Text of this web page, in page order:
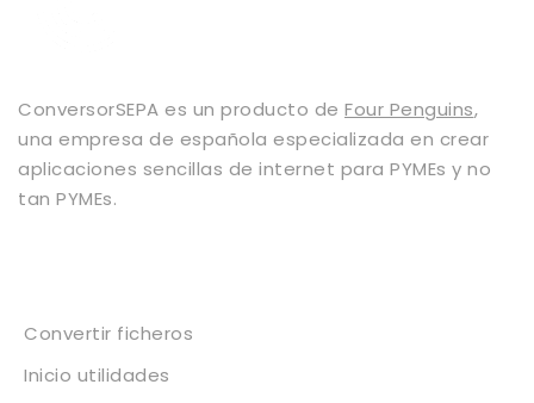
ConversorSEPA es un producto de Four Penguins,
una empresa de española especializada en crear
aplicaciones sencillas de internet para PYMEs y no
tan PYMEs.
Convertir ficheros
Inicio utilidades